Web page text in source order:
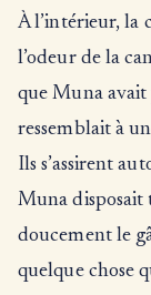
À l’intérieur, la
l’odeur de la
que Muna avait
ressemblait à
Ils s’assirent
Muna disposait
doucement le
quelque chose